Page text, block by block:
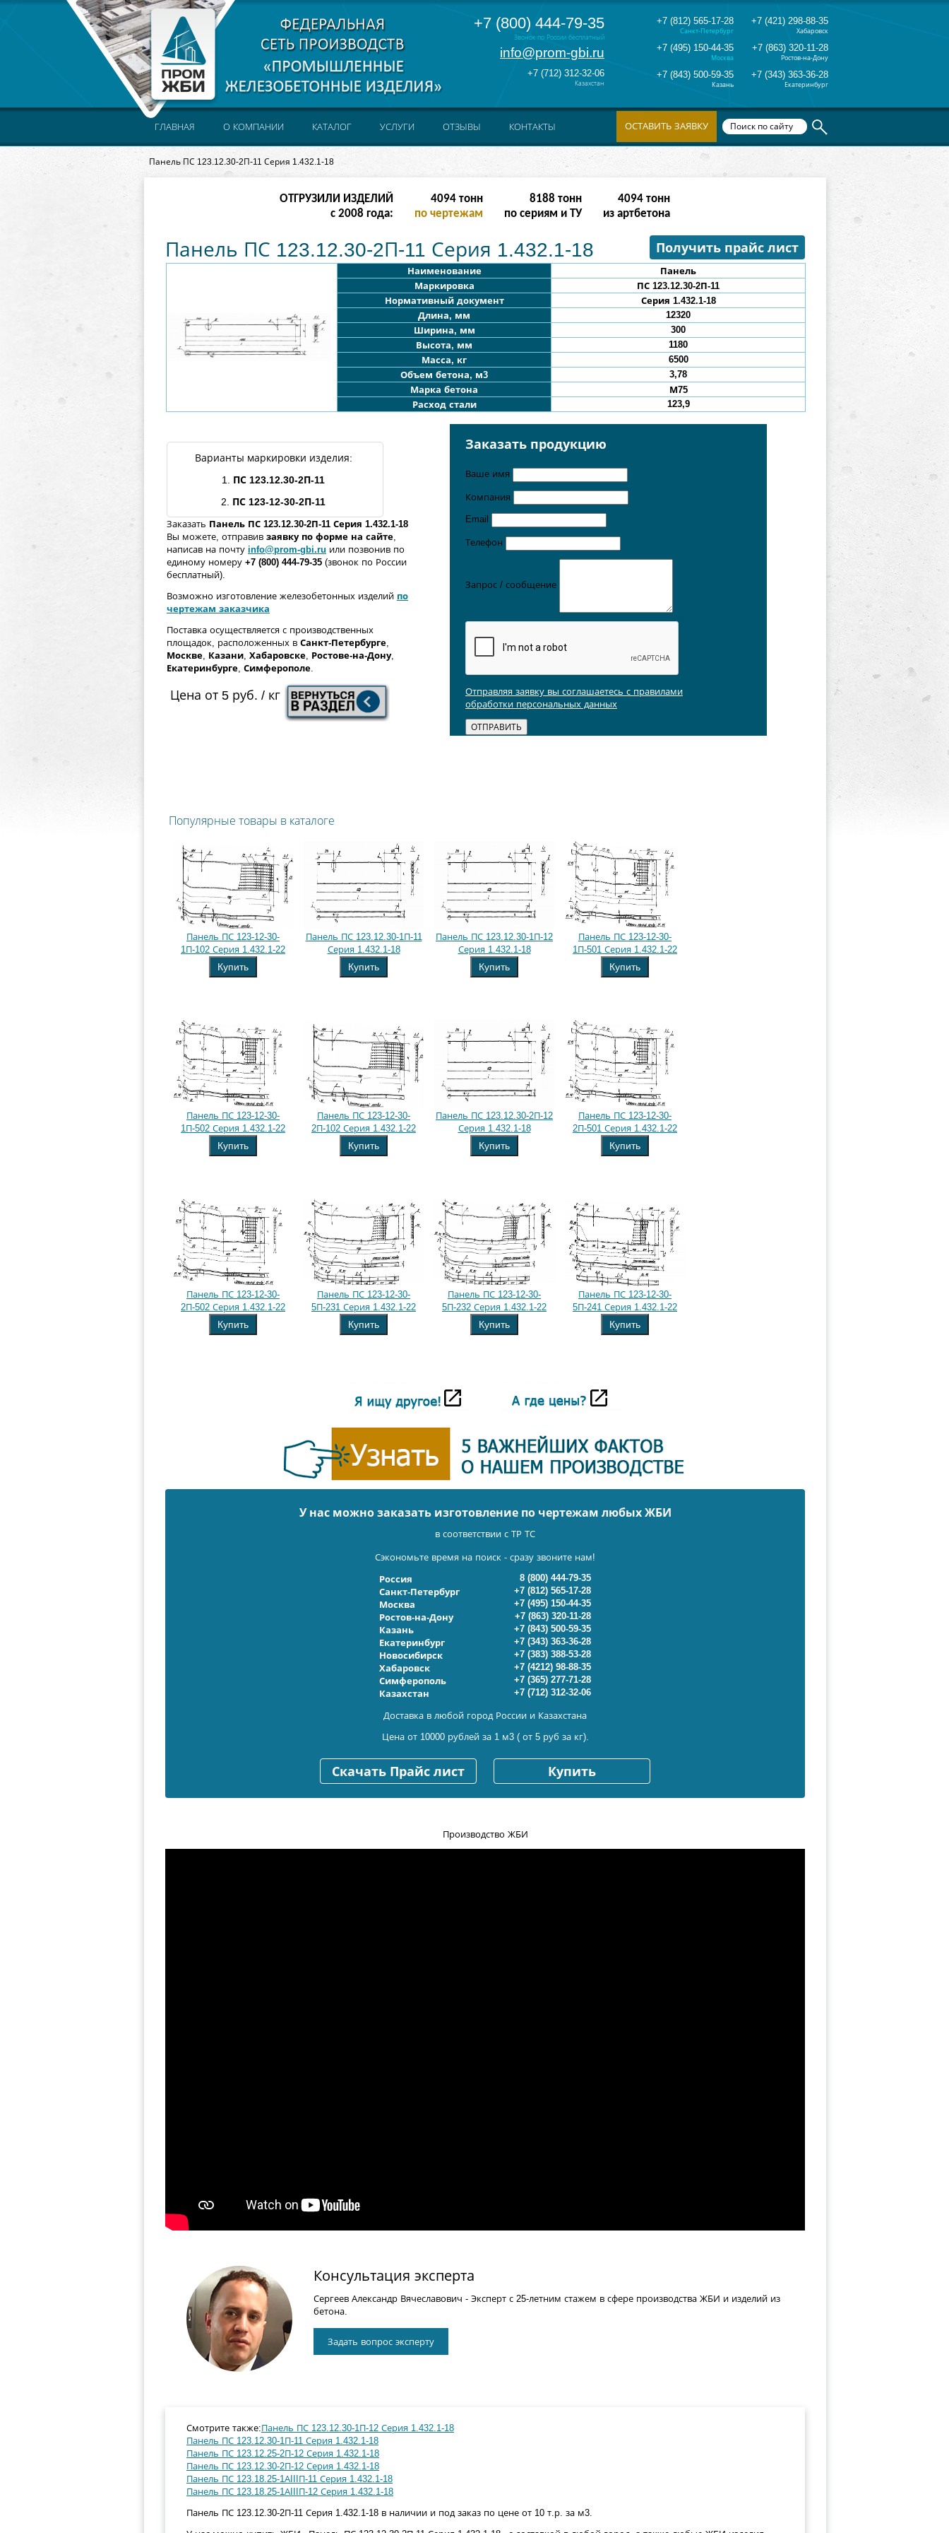
+7 (800) 444-79-35
Звонок по России бесплатный
info@prom-gbi.ru
+7 (712) 312-32-06
Казахстан
+7 (812) 565-17-28
Санкт-Петербург
+7 (421) 298-88-35
Хабаровск
+7 (495) 150-44-35
Москва
+7 (863) 320-11-28
Ростов-на-Дону
+7 (843) 500-59-35
Казань
+7 (343) 363-36-28
Екатеринбург
Панель ПС 123.12.30-2П-11 Серия 1.432.1-18
ГЛАВНАЯ О КОМПАНИИ КАТАЛОГ УСЛУГИ ОТЗЫВЫ КОНТАКТЫ ОСТАВИТЬ ЗАЯВКУ
ОТГРУЗИЛИ ИЗДЕЛИЙ
с 2008 года:
16382тонн
по чертежам
32764 тонн
по сериям и ТУ
16382тонн
из артбетона
Получить прайс лист
Панель ПС 123.12.30-2П-11 Серия 1.432.1-18
Наименование
Панель
Маркировка
ПС 123.12.30-2П-11
Нормативный документ
Серия 1.432.1-18
Длина, мм
12320
Ширина, мм
300
Высота, мм
1180
Масса, кг
6500
Объем бетона, м3
3,78
Марка бетона
М75
Расход стали
123,9
Варианты маркировки изделия:
1. ПС 123.12.30-2П-11
2.
ПС 123-12-30-2П-11
Заказать Панель ПС 123.12.30-2П-11 Серия 1.432.1-18
Вы можете, отправив заявку по форме на сайте,
написав на почту info@prom-gbi.ru или позвонив по
единому номеру +7 (800) 444-79-35 (звонок по России
бесплатный).
Возможно изготовление железобетонных изделий по
чертежам заказчика
Поставка осуществляется с производственных
площадок, расположенных в Санкт-Петербурге,
Москве, Казани, Хабаровске, Ростове-на-Дону,
Екатеринбурге, Симферополе.
Цена от 5 руб. / кг
Заказать продукцию
Ваше имя
Компания
Email
Телефон
Запрос / сообщение
Отправляя заявку вы соглашаетесь с правилами
обработки персональных данных
Популярные товары в каталоге
Панель ПС 123-12-30-
1П-102 Серия 1.432.1-22
Купить
Панель ПС 123.12.30-1П-11
Серия 1.432.1-18
Купить
Панель ПС 123.12.30-1П-12
Серия 1.432.1-18
Купить
Панель ПС 123-12-30-
1П-501 Серия 1.432.1-22
Купить
Панель ПС 123-12-30-
1П-502 Серия 1.432.1-22
Купить
Панель ПС 123-12-30-
2П-102 Серия 1.432.1-22
Купить
Панель ПС 123.12.30-2П-12
Серия 1.432.1-18
Купить
Панель ПС 123-12-30-
2П-501 Серия 1.432.1-22
Купить
Панель ПС 123-12-30-
2П-502 Серия 1.432.1-22
Купить
Панель ПС 123-12-30-
5П-231 Серия 1.432.1-22
Купить
Панель ПС 123-12-30-
5П-232 Серия 1.432.1-22
Купить
Панель ПС 123-12-30-
5П-241 Серия 1.432.1-22
Купить
У нас можно заказать изготовление по чертежам любых ЖБИ
в соответствии с ТР ТС
Сэкономьте время на поиск - сразу звоните нам!
Россия
8 (800) 444-79-35
Санкт-Петербург
+7 (812) 565-17-28
Москва
+7 (495) 150-44-35
Ростов-на-Дону
+7 (863) 320-11-28
Казань
+7 (843) 500-59-35
Екатеринбург
+7 (343) 363-36-28
Новосибирск
+7 (383) 388-53-28
Хабаровск
+7 (4212) 98-88-35
Симферополь
+7 (365) 277-71-28
Казахстан
+7 (712) 312-32-06
Доставка в любой город России и Казахстана
Цена от 10000 рублей за 1 м3 ( от 5 руб за кг).
Скачать Прайс лист Купить
Производство ЖБИ
Консультация эксперта
Сергеев Александр Вячеславович - Эксперт с 25-летним стажем в сфере производства ЖБИ и изделий из
бетона.
Задать вопрос эксперту
Смотрите также:Панель ПС 123.12.30-1П-12 Серия 1.432.1-18
Панель ПС 123.12.30-1П-11 Серия 1.432.1-18
Панель ПС 123.12.25-2П-12 Серия 1.432.1-18
Панель ПС 123.12.30-2П-12 Серия 1.432.1-18
Панель ПС 123.18.25-1АIIIП-11 Серия 1.432.1-18
Панель ПС 123.18.25-1АIIIП-12 Серия 1.432.1-18
Панель ПС 123.12.30-2П-11 Серия 1.432.1-18 в наличии и под заказ по цене от 10 т.р. за м3.